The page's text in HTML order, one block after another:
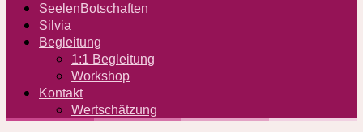
SeelenBotschaften
Silvia
Begleitung
1:1 Begleitung
Workshop
Kontakt
Wertschätzung